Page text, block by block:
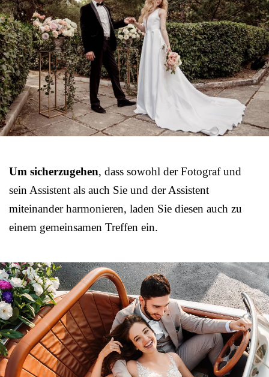
Um sicherzugehen, dass sowohl der Fotograf und
sein Assistent als auch Sie und der Assistent
miteinander harmonieren, laden Sie diesen auch zu
einem gemeinsamen Treffen ein.